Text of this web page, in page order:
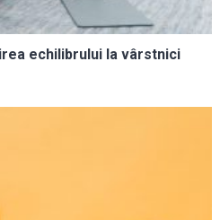
echilibrului la vârstnici